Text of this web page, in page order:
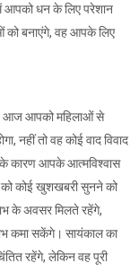
आपको धन के लिए परेशान
बनाएंगे, वह आपके लिए
आज आपको महिलाओं से
नहीं तो वह कोई वाद विवाद
कारण आपके आत्मविश्वास
को कोई खुशखबरी सुनने को
के अवसर मिलते रहेंगे,
कमा सकेंगे। सायंकाल का
रहेंगे, लेकिन वह पूरी